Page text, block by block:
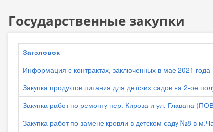
Государственные закупки
Заголовок
Информация о контрактах, заключенных в мае 2021 года
Закупка продуктов питания для детских садов на 2-ое
Закупка работ по ремонту пер. Кирова и ул. Главана
Закупка работ по замене кровли в детском саду №8 в